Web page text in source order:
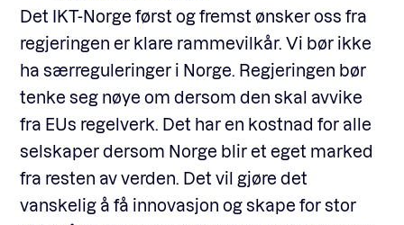
Det IKT-Norge først og fremst ønsker oss fra
regjeringen er klare rammevilkår. Vi bør ikke
ha særreguleringer i Norge. Regjeringen bør
tenke seg nøye om dersom den skal avvike
fra EUs regelverk. Det har en kostnad for alle
selskaper dersom Norge blir et eget marked
fra resten av verden. Det vil gjøre det
vanskelig å få innovasjon og skape for stor